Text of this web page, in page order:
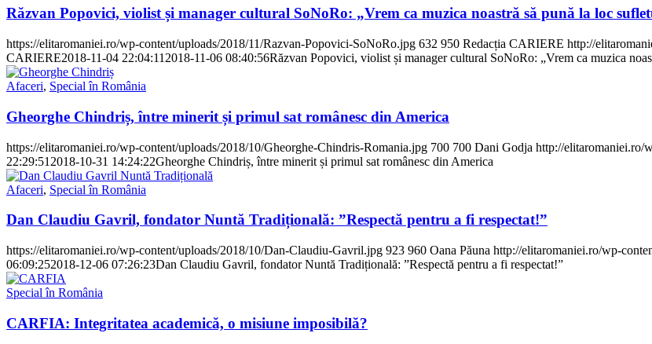
Răzvan Popovici, violist și manager cultural SoNoRo: „Vrem ca muzica noastră să pună la loc
https://elitaromaniei.ro/wp-content/uploads/2018/11/Razvan-Popovici-SoNoRo.jpg 632 950 Redacția CARIERE http://
CARIERE2018-11-04 22:04:11 2018-11-06 08:40:56Răzvan Popovici, violist și manager cultural SoNoRo: „Vrem ca muzica
Afaceri, Special în România
Gheorghe Chindriș, între minerit și primul sat românesc din America
https://elitaromaniei.ro/wp-content/uploads/2018/10/Gheorghe-Chindris-Romania.jpg 700 700 Dani Godja http://elitaromaniei.ro/
22:29:51 2018-10-31 14:24:22Gheorghe Chindriș, între minerit și primul sat românesc din America
Afaceri, Special în România
Dan Claudiu Gavril, fondator Nuntă Tradițională: ”Respectă pentru a fi respectat!”
https://elitaromaniei.ro/wp-content/uploads/2018/10/Dan-Claudiu-Gavril.jpg 923 960 Oana Păuna http://elitaromaniei.ro/wp-
06:09:252018-12-06 07:26:23Dan Claudiu Gavril, fondator Nuntă Tradițională: ”Respectă pentru a fi respectat!”
Special în România
CARFIA: Integritatea academică, o misiune imposibilă?